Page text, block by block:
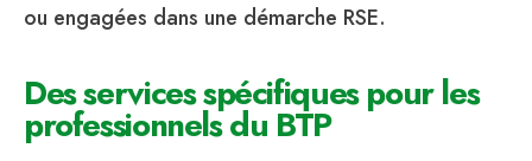
ou engagées dans une démarche RSE.
Des services spécifiques pour les
professionnels du BTP